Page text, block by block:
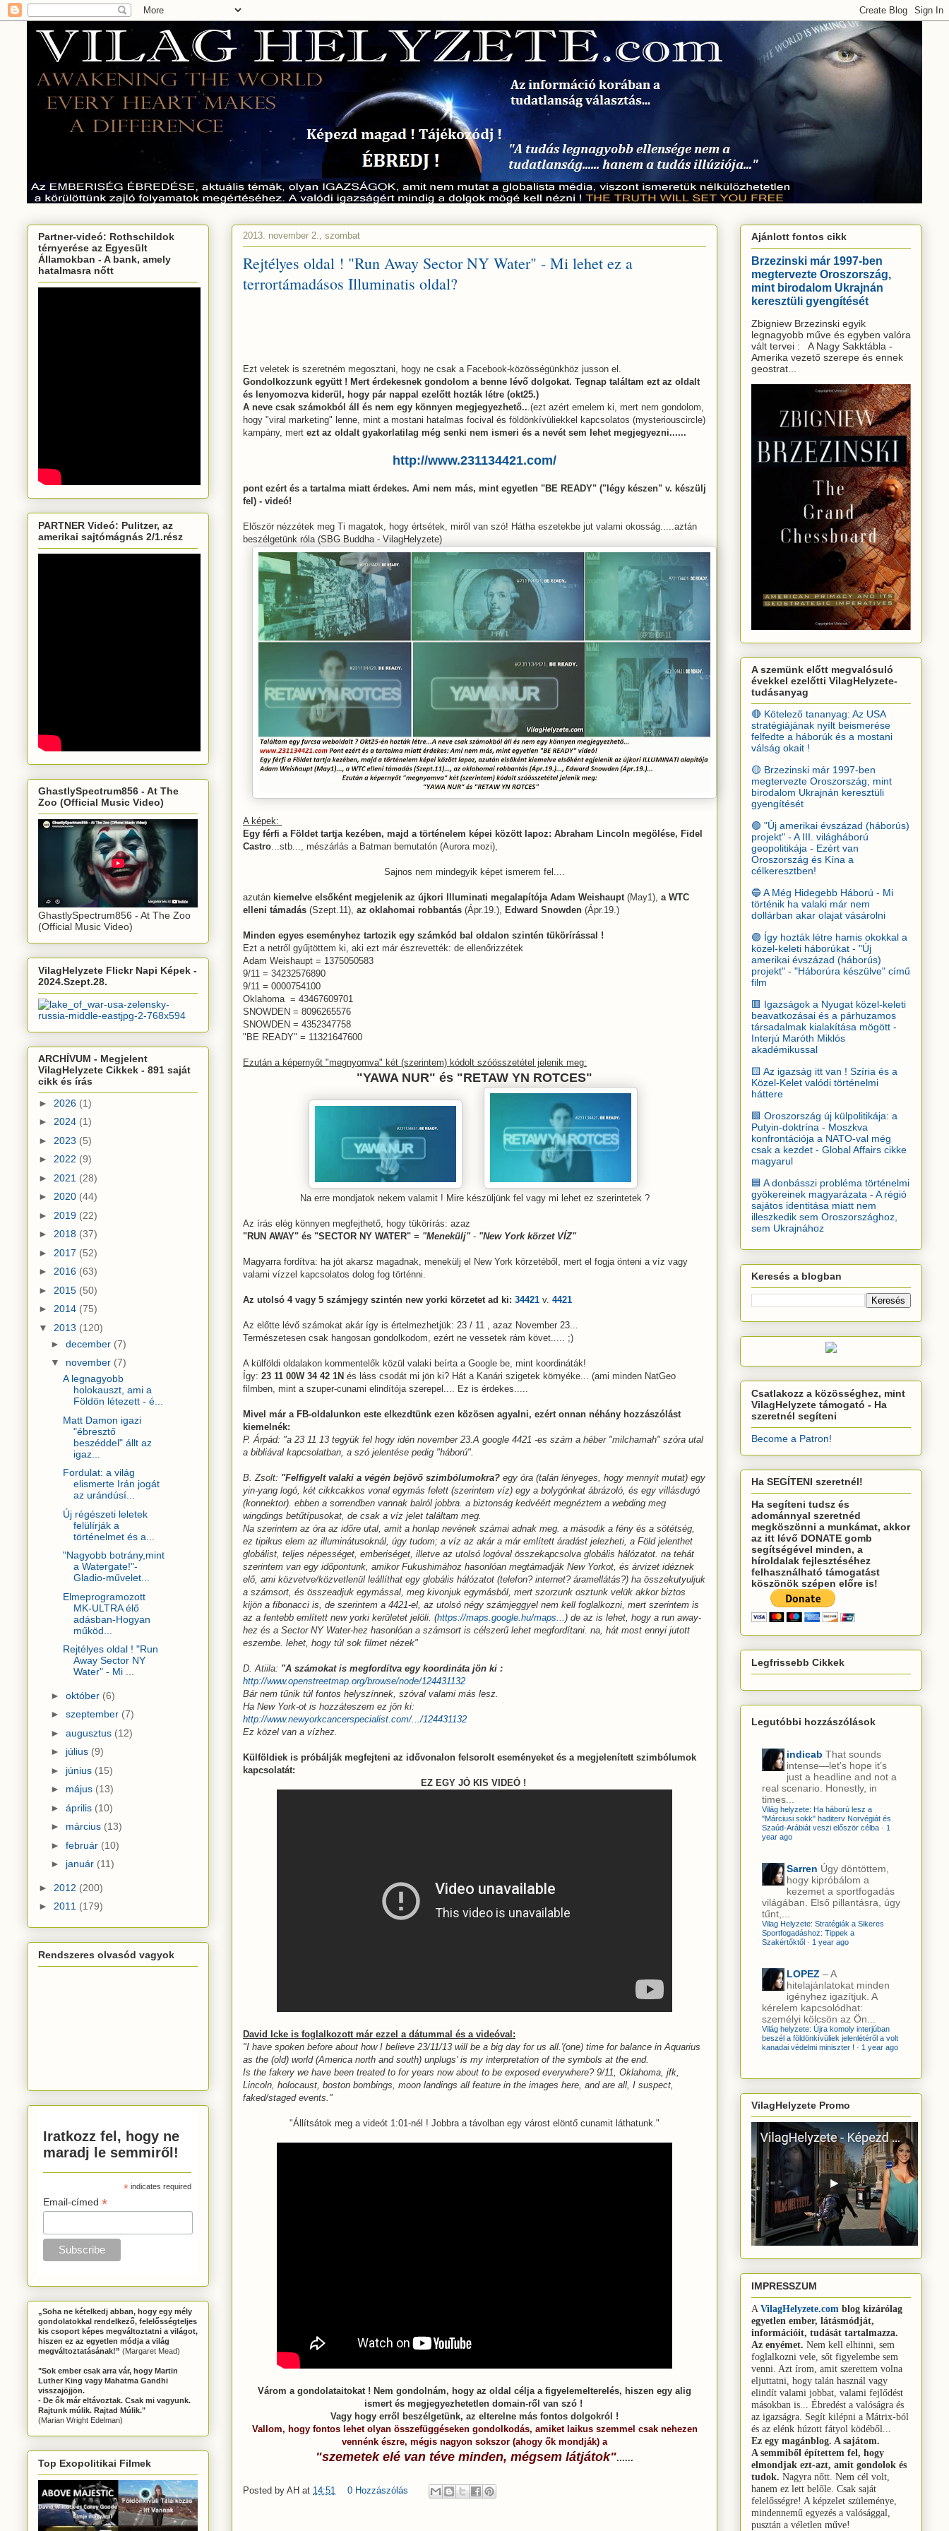
2013. november 2., szombat
Rejtélyes oldal ! "Run Away Sector NY Water" - Mi lehet ez a
terrortámadásos Illuminatis oldal?
Ezt veletek is szeretném megosztani, hogy ne csak a Facebook-közösségünkhöz jusson el.
Gondolkozzunk együtt ! Mert érdekesnek gondolom a benne lévő dolgokat. Tegnap találtam ezt az oldalt
és lenyomozva kiderül, hogy pár nappal ezelőtt hozták létre (okt25.)
A neve csak számokból áll és nem egy könnyen megjegyezhető...(ezt azért emelem ki, mert nem gondolom,
hogy "viral marketing" lenne, mint a mostani hatalmas focival és földönkívüliekkel kapcsolatos (mysteriouscircle)
kampány, mert ezt az oldalt gyakorlatilag még senki nem ismeri és a nevét sem lehet megjegyezni......
http://www.231134421.com/
pont ezért és a tartalma miatt érdekes. Ami nem más, mint egyetlen "BE READY" ("légy készen" v. készülj
fel) - videó!
Először nézzétek meg Ti magatok, hogy értsétek, miről van szó! Hátha eszetekbe jut valami okosság.....aztán
beszélgetünk róla (SBG Buddha - VilagHelyzete)
A képek:
Egy férfi a Földet tartja kezében, majd a történelem képei között lapoz: Abraham Lincoln megölése, Fidel
Castro...stb..., mészárlás a Batman bemutatón (Aurora mozi),
Sajnos nem mindegyik képet ismerem fel....
azután kiemelve elsőként megjelenik az újkori Illuminati megalapítója Adam Weishaupt(May1), a WTC
elleni támadás (Szept.11), az oklahomai robbantás (Ápr.19.), Edward Snowden (Ápr.19.)
Minden egyes eseményhez tartozik egy számkód bal oldalon szintén tükörírással !
Ezt a netről gyűjtöttem ki, aki ezt már észrevették: de ellenőrizzétek
Adam Weishaupt = 1375050583
9/11 = 34232576890
9/11 = 0000754100
Oklahoma = 43467609701
SNOWDEN = 8096265576
SNOWDEN = 4352347758
"BE READY" = 11321647600
Ezután a képernyőt "megnyomva" két (szerintem) kódolt szóösszetétel jelenik meg:
"YAWA NUR" és "RETAW YN ROTCES"
Na erre mondjatok nekem valamit ! Mire készüljünk fel vagy mi lehet ez szerintetek ?
Az írás elég könnyen megfejthető, hogy tükörírás: azaz
"RUN AWAY" és "SECTOR NY WATER" = "Menekülj"- "New York körzet VÍZ"
Magyarra fordítva: ha jót akarsz magadnak, menekülj el New York körzetéből, mert el fogja önteni a víz vagy
valami vízzel kapcsolatos dolog fog történni.
Az utolsó 4 vagy 5 számjegy szintén new yorki körzetet ad ki: 34421 v. 4421
Az előtte lévő számokat akár így is értelmezhetjük: 23 / 11 , azaz November 23...
Természetesen csak hangosan gondolkodom, ezért ne vessetek rám követ..... ;)
A külföldi oldalakon kommentelők közül valaki beírta a Google be, mint koordináták!
Így: 23 11 00W 34 42 1N és láss csodát mi jön ki? Hát a Kanári szigetek környéke... (ami minden NatGeo
filmben, mint a szuper-cunami elindítója szerepel.... Ez is érdekes.....
Mivel már a FB-oldalunkon este elkezdtünk ezen közösen agyalni, ezért onnan néhány hozzászólást
kiemelnék:
P. Árpád: "a 23 11 13 tegyük fel hogy idén november 23.A google 4421 -es szám a héber "milchamah" szóra utal
a bibliával kapcsolatban, a szó jelentése pedig "háború".
B. Zsolt: "Felfigyelt valaki a végén bejövő szimbólumokra? egy óra (talán lényeges, hogy mennyit mutat) egy
yin-yang logó, két cikkcakkos vonal egymás felett (szerintem víz) egy a bolygónkat ábrázoló, és egy villásdugó
(konnektor). ebben a sorrendben vannak balról jobbra. a biztonság kedvéért megnéztem a webding meg
wingdings betűtípusokat, de csak a víz jelet találtam meg.
Na szerintem az óra az időre utal, amit a honlap nevének számai adnak meg. a második a fény és a sötétség,
ez tipikus elem az illuminátusoknál, úgy tudom; a víz az akár a már említett áradást jelezheti, a Föld jelenthet
globálist, teljes népességet, emberiséget, illetve az utolsó logóval összekapcsolva globális hálózatot. na tehát
szerintem van egy időpontunk, amikor Fukushimához hasonlóan megtámadják New Yorkot, és árvizet idéznek
elő, ami közvetve/közvetlenül leállíthat egy globális hálózatot (telefon? internet? áramellátás?) ha összekutyuljuk
a számsort, és összeadjuk egymással, meg kivonjuk egymásból, mert szorzunk osztunk velük akkor biztos
kijön a fibonacci is, de szerintem a 4421-el, az utolsó négy számjeggyel nem kell foglalkozni, mert szerintem is
az a fentebb említett new yorki kerületet jelöli. (https://maps.google.hu/maps... ) de az is lehet, hogy a run away-
hez és a Sector NY Water-hez hasonlóan a számsort is célszerű lehet megfordítani. na, hát most ennyi jutott
eszembe. lehet, hogy túl sok filmet nézek"
D. Atiila: "A számokat is megfordítva egy koordináta jön ki :
http://www.openstreetmap.org/browse/node/124431132
Bár nem tűnik túl fontos helyszínnek, szóval valami más lesz.
Ha New York-ot is hozzáteszem ez jön ki:
http://www.newyorkcancerspecialist.com/.../124431132
Ez közel van a vízhez.
Külföldiek is próbálják megfejteni az idővonalon felsorolt eseményeket és a megjelenített szimbólumok
kapcsolatát:
EZ EGY JÓ KIS VIDEÓ !
David Icke is foglalkozott már ezzel a dátummal és a videóval:
"I have spoken before about how I believe 23/11/13 will be a big day for us all. '(one) time for balance in Aquarius
as the (old) world (America north and south) unplugs' is my interpretation of the symbols at the end.
Is the fakery we have been treated to for years now about to be exposed everywhere? 9/11, Oklahoma, jfk,
Lincoln, holocaust, boston bombings, moon landings all feature in the images here, and are all, I suspect,
faked/staged events."
"Állítsátok meg a videót 1:01-nél ! Jobbra a távolban egy várost elöntő cunamit láthatunk."
Várom a gondolataitokat ! Nem gondolnám, hogy az oldal célja a figyelemelterelés, hiszen egy alig
ismert és megjegyezhetetlen domain-ről van szó !
Vagy hogy erről beszélgetünk, az elterelne más fontos dolgokról !
Vallom, hogy fontos lehet olyan összefüggéseken gondolkodás, amiket laikus szemmel csak nehezen
vennénk észre, mégis nagyon sokszor (ahogy ők mondják) a
"szemetek elé van téve minden, mégsem látjátok"......
Posted by AH at 14:51 0 Hozzászólás
Partner-videó: Rothschildok
térnyerése az Egyesült
Államokban - A bank, amely
hatalmasra nőtt
PARTNER Videó: Pulitzer, az
amerikai sajtómágnás 2/1.rész
GhastlySpectrum856 - At The
Zoo (Official Music Video)
GhastlySpectrum856 - At The Zoo
(Official Music Video)
VilagHelyzete Flickr Napi Képek -
2024.Szept.28.
ARCHÍVUM - Megjelent
VilagHelyzete Cikkek - 891 saját
cikk és írás
► 2026 (1)
► 2024 (1)
► 2023 (5)
► 2022 (9)
► 2021 (28)
► 2020 (44)
► 2019 (22)
► 2018 (37)
► 2017 (52)
► 2016 (63)
► 2015 (50)
► 2014 (75)
▼ 2013 (120)
► december (7)
▼ november (7)
A legnagyobb
holokauszt, ami a
Földön létezett - é...
Matt Damon igazi
"ébresztő
beszéddel" állt az
igaz...
Fordulat: a világ
elismerte Irán jogát
az urándúsí...
Új régészeti leletek
felülírják a
történelmet és a...
"Nagyobb botrány,mint
a Watergate!"-
Gladio-művelet...
Elmeprogramozott
MK-ULTRA élő
adásban-Hogyan
működ...
Rejtélyes oldal ! "Run
Away Sector NY
Water" - Mi ...
► október (6)
► szeptember (7)
► augusztus (12)
► július (9)
► június (15)
► május (13)
► április (10)
► március (13)
► február (10)
► január (11)
► 2012 (200)
► 2011 (179)
Rendszeres olvasód vagyok
Iratkozz fel, hogy ne
maradj le semmiről!
* indicates required
Email-címed *
„Soha ne kételkedj abban, hogy egy mély
gondolatokkal rendelkező, felelősségteljes
kis csoport képes megváltoztatni a világot,
hiszen ez az egyetlen módja a világ
megváltoztatásának!” (Margaret Mead)
"Sok ember csak arra vár, hogy Martin
Luther King vagy Mahatma Gandhi
visszajöjjön.
- De ők már eltávoztak. Csak mi vagyunk.
Rajtunk múlik. Rajtad Múlik."
(Marian Wright Edelman)
Top Exopolitikai Filmek
Ajánlott fontos cikk
Brzezinski már 1997-ben
megtervezte Oroszország,
mint birodalom Ukrajnán
keresztüli gyengítését
Zbigniew Brzezinski egyik
legnagyobb műve és egyben valóra
vált tervei : A Nagy Sakktábla -
Amerika vezető szerepe és ennek
geostrat...
A szemünk előtt megvalósuló
évekkel ezelőtti VilagHelyzete-
tudásanyag
🔴 Kötelező tananyag: Az USA
stratégiájának nyílt beismerése
felfedte a háborúk és a mostani
válság okait !
🟡 Brzezinski már 1997-ben
megtervezte Oroszország, mint
birodalom Ukrajnán keresztüli
gyengítését
🟢 "Új amerikai évszázad (háborús)
projekt" - A III. világháború
geopolitikája - Ezért van
Oroszország és Kína a
célkeresztben!
🔵 A Még Hidegebb Háború - Mi
történik ha valaki már nem
dollárban akar olajat vásárolni
🟣 Így hozták létre hamis okokkal a
közel-keleti háborúkat - "Új
amerikai évszázad (háborús)
projekt" - "Háborúra készülve" című
film
🟥 Igazságok a Nyugat közel-keleti
beavatkozásai és a párhuzamos
társadalmak kialakítása mögött -
Interjú Maróth Miklós
akadémikussal
🟨 Az igazság itt van ! Szíria és a
Közel-Kelet valódi történelmi
háttere
🟩 Oroszország új külpolitikája: a
Putyin-doktrína - Moszkva
konfrontációja a NATO-val még
csak a kezdet - Global Affairs cikke
magyarul
🟦 A donbásszi probléma történelmi
gyökereinek magyarázata - A régió
sajátos identitása miatt nem
illeszkedik sem Oroszországhoz,
sem Ukrajnához
Keresés a blogban
Csatlakozz a közösséghez, mint
VilagHelyzete támogató - Ha
szeretnél segíteni
Become a Patron!
Ha SEGÍTENI szeretnél!
Ha segíteni tudsz és
adománnyal szeretnéd
megköszönni a munkámat, akkor
az itt lévő DONATE gomb
segítségével minden, a
híroldalak fejlesztéséhez
felhasználható támogatást
köszönök szépen előre is!
Legfrissebb Cikkek
Legutóbbi hozzászólások
indicab That sounds
intense—let’s hope it’s
just a headline and not a
real scenario. Honestly, in
times...
Világ helyzete: Ha háború lesz a
"Márciusi sokk" haditerv Norvégiát és
Szaúd-Arábiát veszi először célba · 1
year ago
Sarren Úgy döntöttem,
hogy kipróbálom a
kezemet a sportfogadás
világában. Első pillantásra, úgy
tűnt,...
Vilag Helyzete: Stratégiák a Sikeres
Sportfogadáshoz: Tippek a
Szakértőktől · 1 year ago
LOPEZ – A
hitelajánlatokat minden
igényhez igazítjuk. A
kérelem kapcsolódhat:
személyi kölcsön az Ön...
Világ helyzete: Újra komoly interjúban
beszél a földönkívüliek jelenlétéről a volt
kanadai védelmi miniszter ! · 1 year ago
VilagHelyzete Promo
IMPRESSZUM
A VilagHelyzete.com blog kizárólag
egyetlen ember, látásmódját,
információit, tudását tartalmazza.
Az enyémet. Nem kell elhinni, sem
foglalkozni vele, sőt figyelembe sem
venni. Azt írom, amit szerettem volna
eljuttatni, hogy talán használ vagy
elindít valami jobbat, valami fejlődést
másokban is... Ébredést a valóságra és
az igazságra. Segít kilépni a Mátrix-ból
és az elénk húzott fátyol ködéből...
Ez egy magánblog. A sajátom.
A semmiből építettem fel, hogy
elmondjak ezt-azt, amit gondolok és
tudok. Nagyra nőtt. Nem cél volt,
hanem ez lett belőle. Csak saját
felelősségre! A képzelet szüleménye,
mindennemű egyezés a valósággal,
pusztán a véletlen műve!